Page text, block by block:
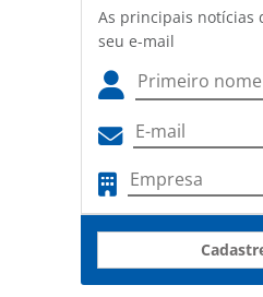
As principais notícias
seu e-mail